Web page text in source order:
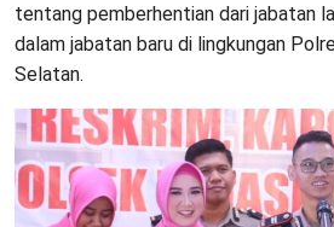
tentang pemberhentian dari jabatan
dalam jabatan baru di lingkungan
Selatan.